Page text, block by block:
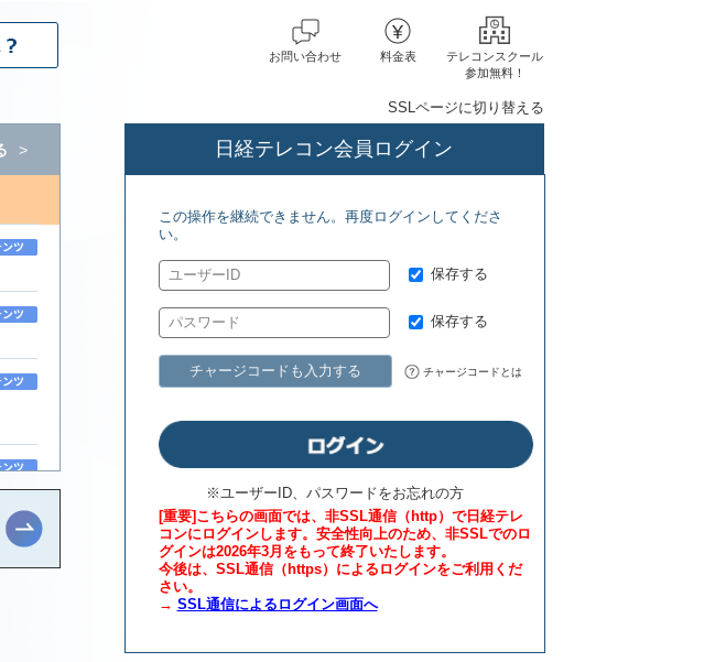
お問い合わせ 料金表
テレコンスクール
参加無料！
5) 日経コンピュータ(8/6) ジェトロ地域・分析レポート(8/5)
SSLページに切り替える
日経テレコン会員ログイン
この操作を継続できません。再度ログインしてくださ
い。
保存する
保存する
チャージコードも入力する チャージコードとは
※ユーザーID、パスワードをお忘れの方
[重要]こちらの画面では、非SSL通信（http）で日経テレ
コンにログインします。安全性向上のため、非SSLでのロ
グインは2026年3月をもって終了いたします。
今後は、SSL通信（https）によるログインをご利用くだ
さい。
→ SSL通信によるログイン画面へ